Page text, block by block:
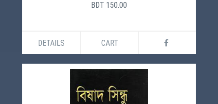
BDT 150.00
DETAILS CART